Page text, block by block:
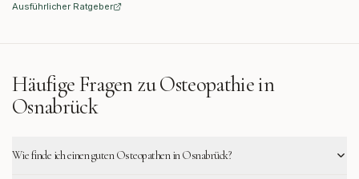
Ausführlicher Ratgeber
Häufige Fragen zu Osteopathie in
Osnabrück
Wie finde ich einen guten Osteopathen in Osnabrück?